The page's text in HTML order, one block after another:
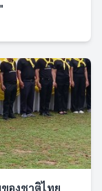
องชาติไทย